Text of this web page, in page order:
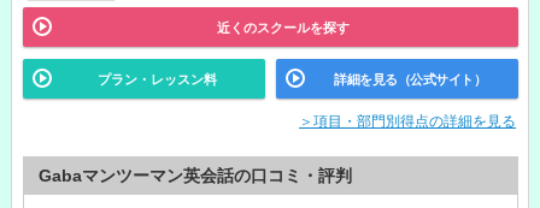
近くのスクールを探す
プラン・レッスン料 詳細を見る（公式サイト）
＞項目・部門別得点の詳細を見る
Gabaマンツーマン英会話の口コミ・評判